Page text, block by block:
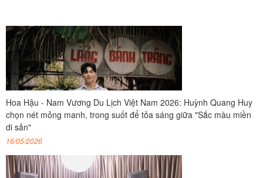
Hoa Hậu - Nam Vương Du Lịch Việt Nam 2026: Huỳnh Quang Huy
chọn nét mỏng manh, trong suốt để tỏa sáng giữa "Sắc màu miền
di sản"
16/05/2026